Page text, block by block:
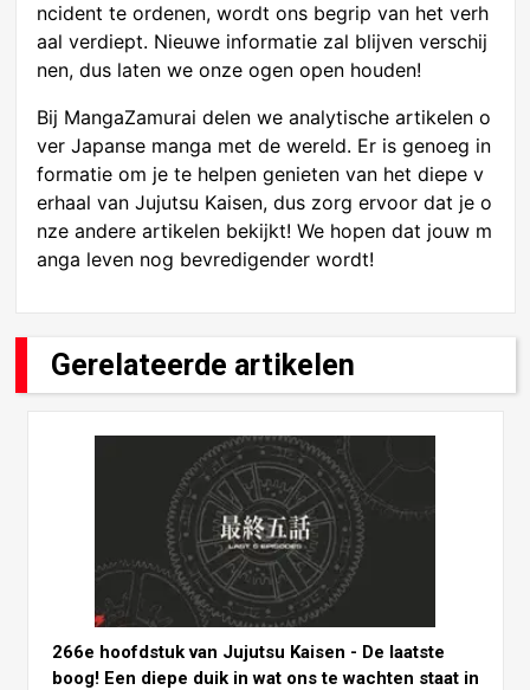
ncident te ordenen, wordt ons begrip van het verh
aal verdiept. Nieuwe informatie zal blijven verschij
nen, dus laten we onze ogen open houden!
Bij MangaZamurai delen we analytische artikelen o
ver Japanse manga met de wereld. Er is genoeg in
formatie om je te helpen genieten van het diepe v
erhaal van Jujutsu Kaisen, dus zorg ervoor dat je o
nze andere artikelen bekijkt! We hopen dat jouw m
anga leven nog bevredigender wordt!
Gerelateerde artikelen
266e hoofdstuk van Jujutsu Kaisen - De laatste
boog! Een diepe duik in wat ons te wachten staat in